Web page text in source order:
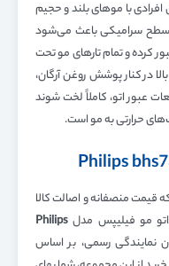
افرادی با موهای بلند و حجیم
سرامیکی باعث می‌شود
کرده و تمام تارهای مو تحت
در کنار پوشش روغن آرگان،
عبور اتو، کاملاً لخت شوند
حرارتی به مو است.
قیمت منصفانه و اصالت کالا
مو فیلیپس مدل Philips
نمایندگی رسمی، بر اساس